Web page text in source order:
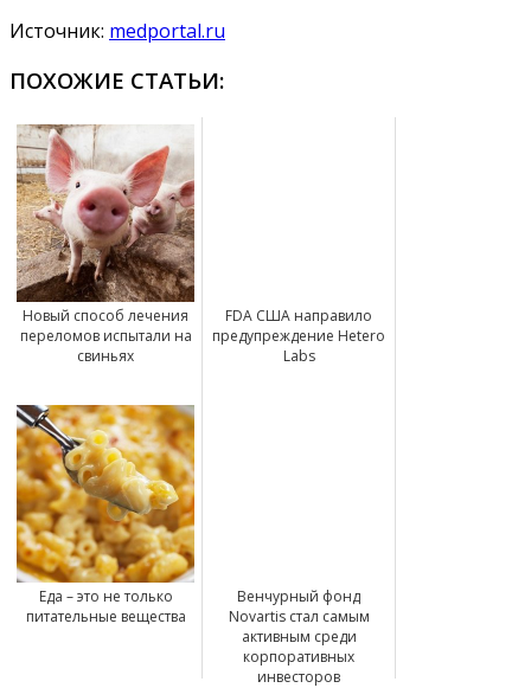
Источник: medportal.ru
ПОХОЖИЕ СТАТЬИ:
Новый способ лечения
переломов испытали на
свиньях
FDA США направило
предупреждение Hetero
Labs
Еда – это не только
питательные вещества
Венчурный фонд
Novartis стал самым
активным среди
корпоративных
инвесторов